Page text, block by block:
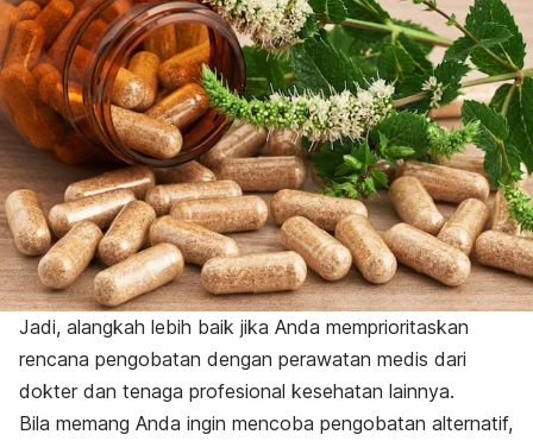
Jadi, alangkah lebih baik jika Anda memprioritaskan
rencana pengobatan dengan perawatan medis dari
dokter dan tenaga profesional kesehatan lainnya.
Bila memang Anda ingin mencoba pengobatan alternatif,